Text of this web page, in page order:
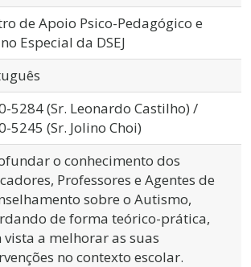
de Apoio Psico-Pedagógico e
Especial da DSEJ
5284 (Sr. Leonardo Castilho) /
5245 (Sr. Jolino Choi)
o conhecimento dos
Professores e Agentes de
sobre o Autismo,
de forma teórico-prática,
vista a melhorar as suas
no contexto escolar.